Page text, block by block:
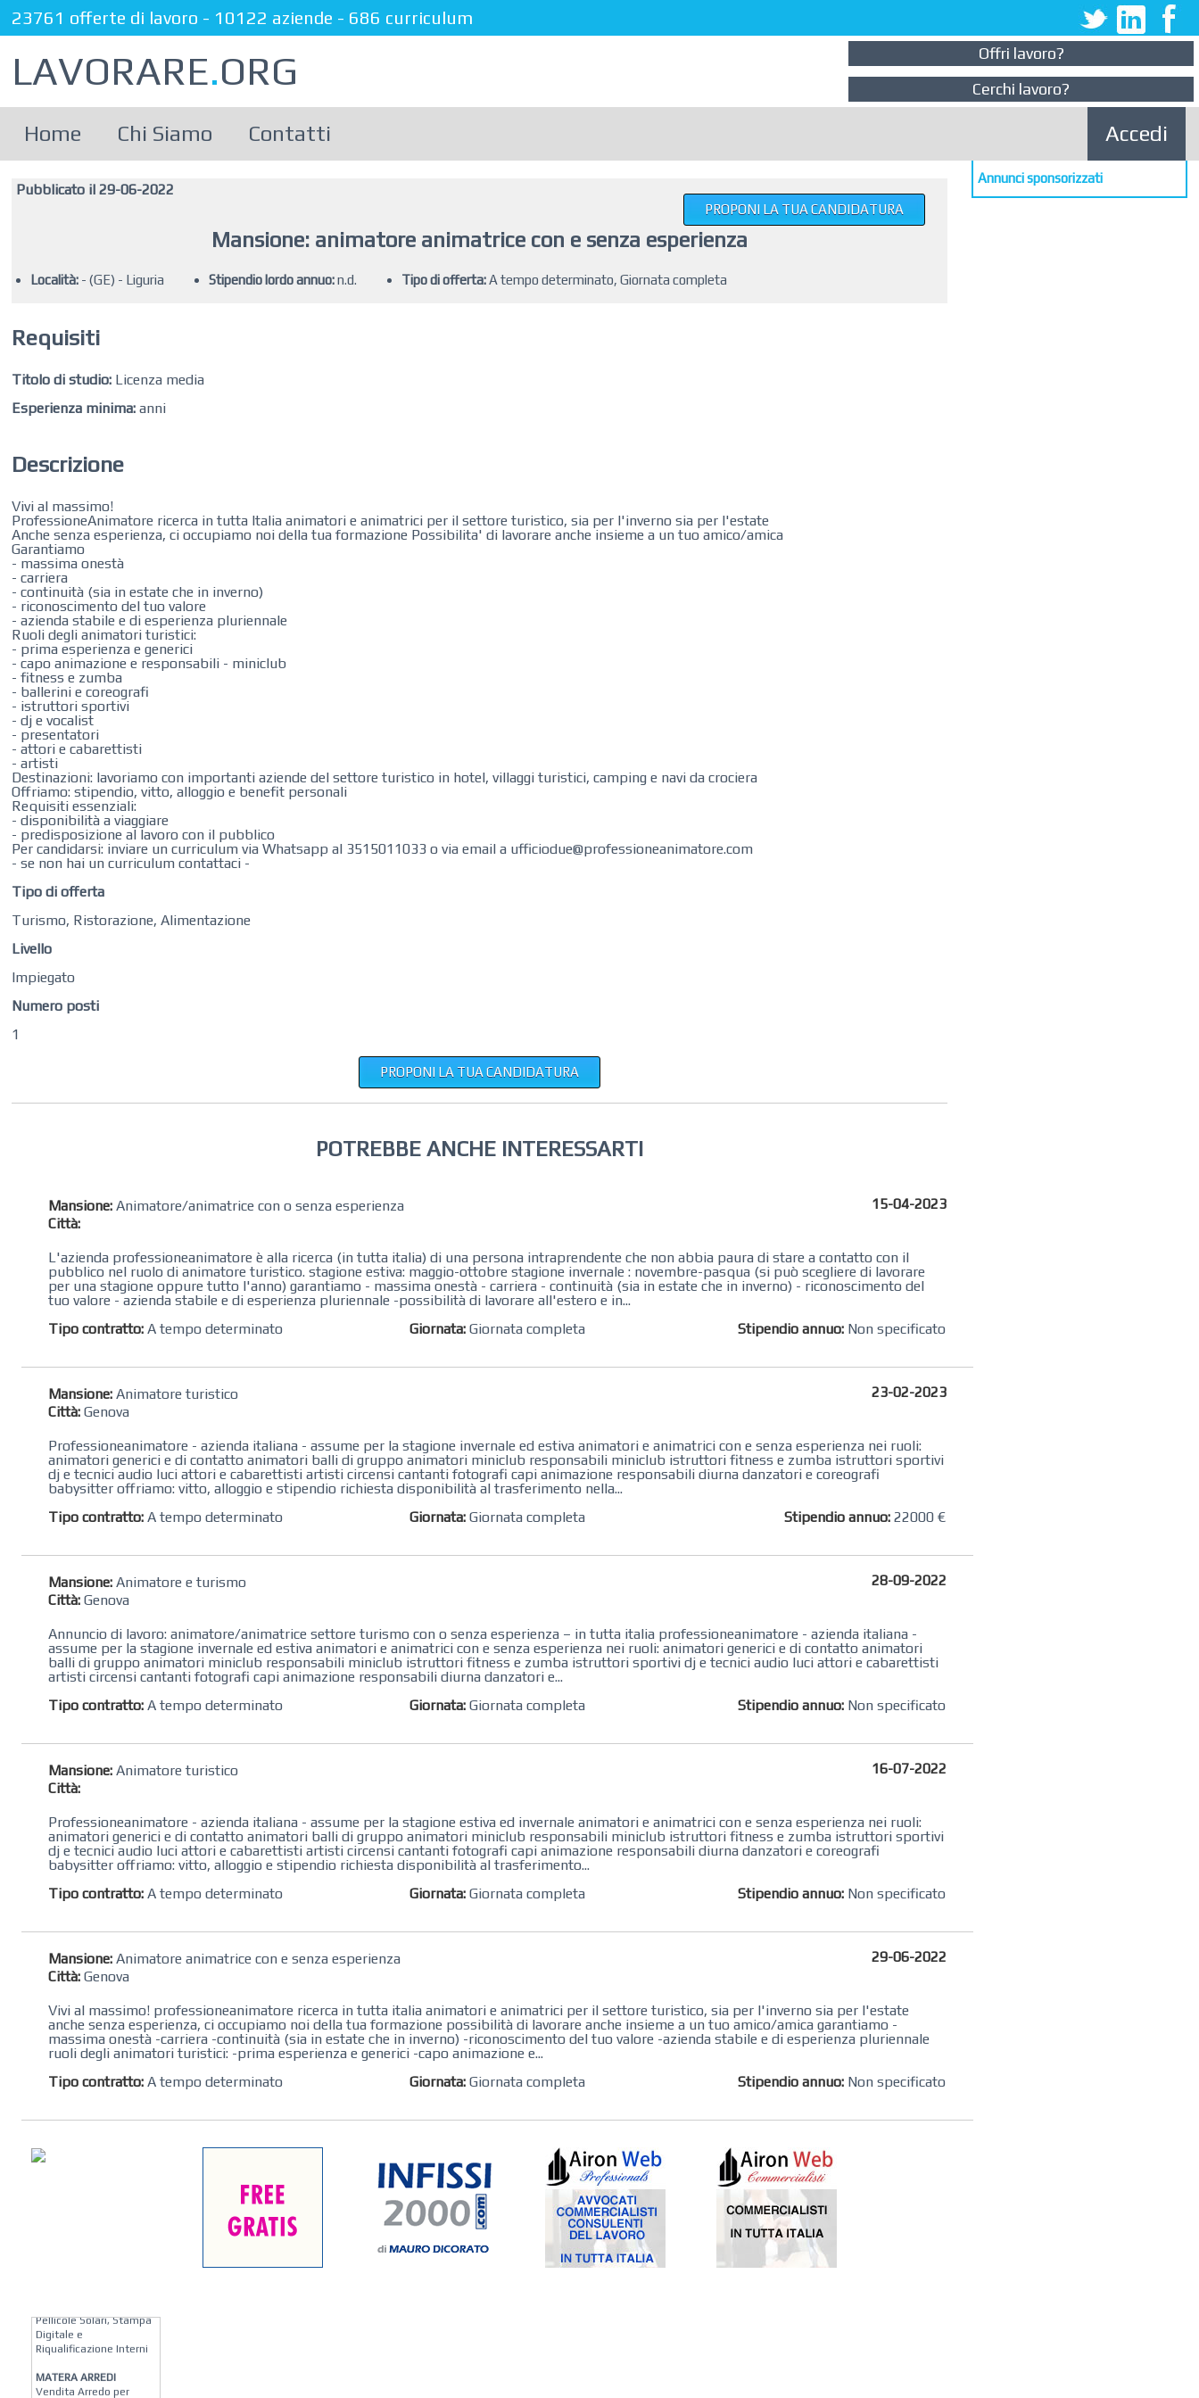
23761 offerte di lavoro - 10122 aziende - 686 curriculum
LAVORARE.ORG
Offri lavoro?
Cerchi lavoro?
Home Chi Siamo Contatti Accedi
Pubblicato il 29-06-2022
Mansione: animatore animatrice con e senza esperienza
PROPONI LA TUA CANDIDATURA
Località:- (GE) - Liguria Stipendio lordo annuo:n.d. Tipo di offerta:A tempo determinato, Giornata completa
Requisiti
Titolo di studio: Licenza media
Esperienza minima: anni
Descrizione
Vivi al massimo!
ProfessioneAnimatore ricerca in tutta Italia animatori e animatrici per il settore turistico, sia per l'inverno sia per l'estate
Anche senza esperienza, ci occupiamo noi della tua formazione Possibilita' di lavorare anche insieme a un tuo amico/amica
Garantiamo
- massima onestà
- carriera
- continuità (sia in estate che in inverno)
- riconoscimento del tuo valore
- azienda stabile e di esperienza pluriennale
Ruoli degli animatori turistici:
- prima esperienza e generici
- capo animazione e responsabili - miniclub
- fitness e zumba
- ballerini e coreografi
- istruttori sportivi
- dj e vocalist
- presentatori
- attori e cabarettisti
- artisti
Destinazioni: lavoriamo con importanti aziende del settore turistico in hotel, villaggi turistici, camping e navi da crociera
Offriamo: stipendio, vitto, alloggio e benefit personali
Requisiti essenziali:
- disponibilità a viaggiare
- predisposizione al lavoro con il pubblico
Per candidarsi: inviare un curriculum via Whatsapp al 3515011033 o via email a ufficiodue@professioneanimatore.com
- se non hai un curriculum contattaci -
Tipo di offerta
Turismo, Ristorazione, Alimentazione
Livello
Impiegato
Numero posti
1
PROPONI LA TUA CANDIDATURA
POTREBBE ANCHE INTERESSARTI
Mansione: Animatore/animatrice con o senza esperienza
Città:
15-04-2023
L'azienda professioneanimatore è alla ricerca (in tutta italia) di una persona intraprendente che non abbia paura di stare a contatto con il
pubblico nel ruolo di animatore turistico. stagione estiva: maggio-ottobre stagione invernale : novembre-pasqua (si può scegliere di lavorare
per una stagione oppure tutto l'anno) garantiamo - massima onestà - carriera - continuità (sia in estate che in inverno) - riconoscimento del
tuo valore - azienda stabile e di esperienza pluriennale -possibilità di lavorare all'estero e in...
Tipo contratto: A tempo determinato Giornata: Giornata completa Stipendio annuo: Non specificato
Mansione: Animatore turistico
Città: Genova
23-02-2023
Professioneanimatore - azienda italiana - assume per la stagione invernale ed estiva animatori e animatrici con e senza esperienza nei ruoli:
animatori generici e di contatto animatori balli di gruppo animatori miniclub responsabili miniclub istruttori fitness e zumba istruttori sportivi
dj e tecnici audio luci attori e cabarettisti artisti circensi cantanti fotografi capi animazione responsabili diurna danzatori e coreografi
babysitter offriamo: vitto, alloggio e stipendio richiesta disponibilità al trasferimento nella...
Tipo contratto: A tempo determinato Giornata: Giornata completa Stipendio annuo: 22000 €
Mansione: Animatore e turismo
Città: Genova
28-09-2022
Annuncio di lavoro: animatore/animatrice settore turismo con o senza esperienza – in tutta italia professioneanimatore - azienda italiana -
assume per la stagione invernale ed estiva animatori e animatrici con e senza esperienza nei ruoli: animatori generici e di contatto animatori
balli di gruppo animatori miniclub responsabili miniclub istruttori fitness e zumba istruttori sportivi dj e tecnici audio luci attori e cabarettisti
artisti circensi cantanti fotografi capi animazione responsabili diurna danzatori e...
Tipo contratto: A tempo determinato Giornata: Giornata completa Stipendio annuo: Non specificato
Mansione: Animatore turistico
Città:
16-07-2022
Professioneanimatore - azienda italiana - assume per la stagione estiva ed invernale animatori e animatrici con e senza esperienza nei ruoli:
animatori generici e di contatto animatori balli di gruppo animatori miniclub responsabili miniclub istruttori fitness e zumba istruttori sportivi
dj e tecnici audio luci attori e cabarettisti artisti circensi cantanti fotografi capi animazione responsabili diurna danzatori e coreografi
babysitter offriamo: vitto, alloggio e stipendio richiesta disponibilità al trasferimento...
Tipo contratto: A tempo determinato Giornata: Giornata completa Stipendio annuo: Non specificato
Mansione: Animatore animatrice con e senza esperienza
Città: Genova
29-06-2022
Vivi al massimo! professioneanimatore ricerca in tutta italia animatori e animatrici per il settore turistico, sia per l'inverno sia per l'estate
anche senza esperienza, ci occupiamo noi della tua formazione possibilità di lavorare anche insieme a un tuo amico/amica garantiamo -
massima onestà -carriera -continuità (sia in estate che in inverno) -riconoscimento del tuo valore -azienda stabile e di esperienza pluriennale
ruoli degli animatori turistici: -prima esperienza e generici -capo animazione e...
Tipo contratto: A tempo determinato Giornata: Giornata completa Stipendio annuo: Non specificato
Digitale e
Riqualificazione Interni
MATERA ARREDI
Vendita Arredo per
Annunci sponsorizzati